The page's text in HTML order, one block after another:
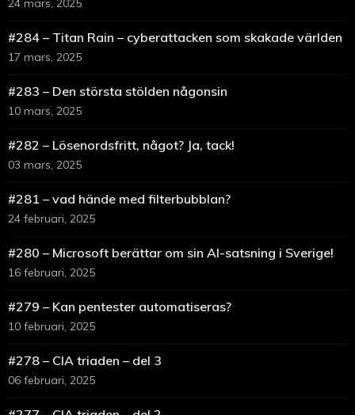
24 mars, 2025
#284 – Titan Rain – cyberattacken som skakade världen
17 mars, 2025
#283 – Den största stölden någonsin
10 mars, 2025
#282 – Lösenordsfritt, något? Ja, tack!
03 mars, 2025
#281 – vad hände med filterbubblan?
24 februari, 2025
#280 – Microsoft berättar om sin AI-satsning i Sverige!
16 februari, 2025
#279 – Kan pentester automatiseras?
10 februari, 2025
#278 – CIA triaden – del 3
06 februari, 2025